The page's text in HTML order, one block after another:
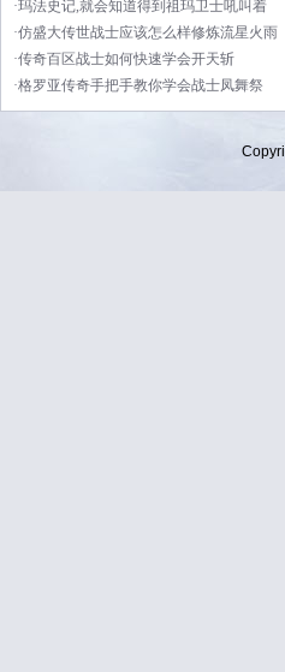
·玛法史记,就会知道得到祖玛卫士吼叫着
·仿盛大传世战士应该怎么样修炼流星火雨
·传奇百区战士如何快速学会开天斩
·格罗亚传奇手把手教你学会战士凤舞祭